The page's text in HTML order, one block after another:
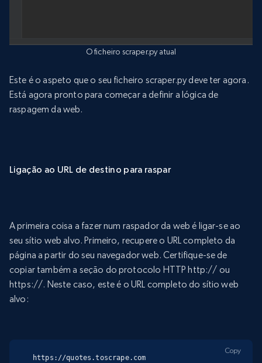
O ficheiro scraper.py atual
Este é o aspeto que o seu ficheiro scraper.py deve ter agora.
Está agora pronto para começar a definir a lógica de
raspagem da web.
Ligação ao URL de destino para raspar
A primeira coisa a fazer num raspador da web é ligar-se ao
seu sítio web alvo. Primeiro, recupere o URL completo da
página a partir do seu navegador web. Certifique-se de
copiar também a seção do protocolo HTTP http:// ou
https://. Neste caso, este é o URL completo do sítio web
alvo:
https://quotes.toscrape.com
Copy